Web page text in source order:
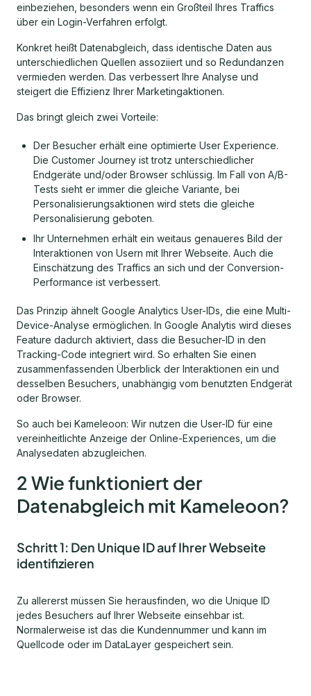
einbeziehen, besonders wenn ein Großteil Ihres Traffics
über ein Login-Verfahren erfolgt.
Konkret heißt Datenabgleich, dass identische Daten aus
unterschiedlichen Quellen assoziiert und so Redundanzen
vermieden werden. Das verbessert Ihre Analyse und
steigert die Effizienz Ihrer Marketingaktionen.
Das bringt gleich zwei Vorteile:
Der Besucher erhält eine optimierte User Experience.
Die Customer Journey ist trotz unterschiedlicher
Endgeräte und/oder Browser schlüssig. Im Fall von A/B-
Tests sieht er immer die gleiche Variante, bei
Personalisierungsaktionen wird stets die gleiche
Personalisierung geboten.
Ihr Unternehmen erhält ein weitaus genaueres Bild der
Interaktionen von Usern mit Ihrer Webseite. Auch die
Einschätzung des Traffics an sich und der Conversion-
Performance ist verbessert.
Das Prinzip ähnelt Google Analytics User-IDs, die eine Multi-
Device-Analyse ermöglichen. In Google Analytis wird dieses
Feature dadurch aktiviert, dass die Besucher-ID in den
Tracking-Code integriert wird. So erhalten Sie einen
zusammenfassenden Überblick der Interaktionen ein und
desselben Besuchers, unabhängig vom benutzten Endgerät
oder Browser.
So auch bei Kameleoon: Wir nutzen die User-ID für eine
vereinheitlichte Anzeige der Online-Experiences, um die
Analysedaten abzugleichen.
2 Wie funktioniert der
Datenabgleich mit Kameleoon?
Schritt 1: Den Unique ID auf Ihrer Webseite
identifizieren
Zu allererst müssen Sie herausfinden, wo die Unique ID
jedes Besuchers auf Ihrer Webseite einsehbar ist.
Normalerweise ist das die Kundennummer und kann im
Quellcode oder im DataLayer gespeichert sein.